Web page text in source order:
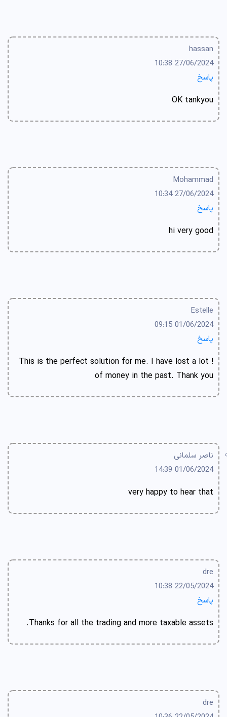
hassan
27/06/2024 10:38
پاسخ
OK tankyou
Mohammad
27/06/2024 10:34
پاسخ
hi very good
Estelle
01/06/2024 09:15
پاسخ
! This is the perfect solution for me. I have lost a lot
of money in the past. Thank you
ناصر سلمانی
01/06/2024 14:39
very happy to hear that
dre
22/05/2024 10:38
پاسخ
Thanks for all the trading and more taxable assets.
dre